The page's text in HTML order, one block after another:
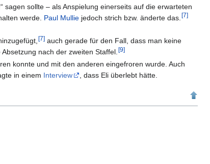
sagen sollte – als Anspielung einerseits auf die erwarteten
werde. Paul Mullie jedoch strich bzw. änderte das. [7]
[7] auch gerade für den Fall, dass man keine
nach der zweiten Staffel. [9]
konnte und mit den anderen eingefroren wurde. Auch
in einem Interview , dass Eli überlebt hätte.